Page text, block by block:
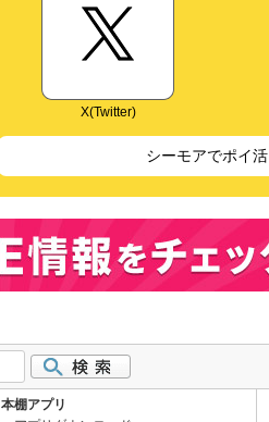
X(Twitter)
シーモアでポイ活
本棚アプリ